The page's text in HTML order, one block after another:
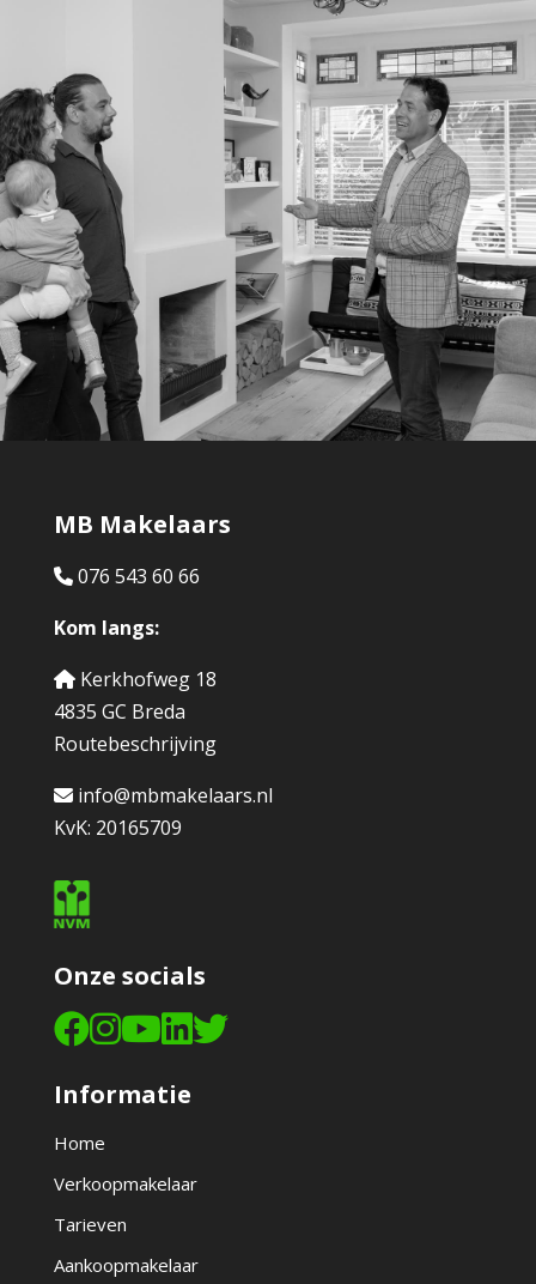
MB Makelaars
076 543 60 66
Kom langs:
Kerkhofweg 18
4835 GC Breda
Routebeschrijving
info@mbmakelaars.nl
KvK: 20165709
Onze socials
Informatie
Home
Verkoopmakelaar
Tarieven
Aankoopmakelaar